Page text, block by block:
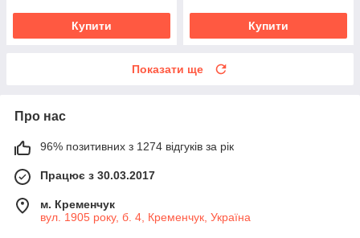
Купити Купити
Показати ще
Про нас
96% позитивних з 1274 відгуків за рік
Працює з 30.03.2017
м. Кременчук
вул. 1905 року, б. 4, Кременчук, Україна